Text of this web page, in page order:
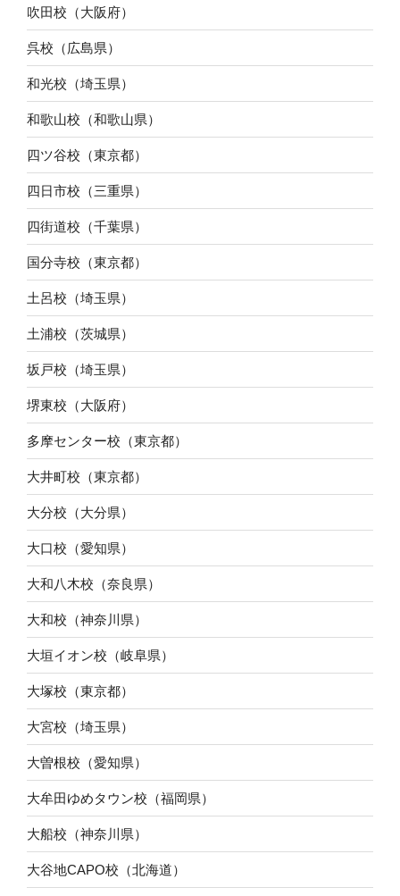
吹田校（大阪府）
呉校（広島県）
和光校（埼玉県）
和歌山校（和歌山県）
四ツ谷校（東京都）
四日市校（三重県）
四街道校（千葉県）
国分寺校（東京都）
土呂校（埼玉県）
土浦校（茨城県）
坂戸校（埼玉県）
堺東校（大阪府）
多摩センター校（東京都）
大井町校（東京都）
大分校（大分県）
大口校（愛知県）
大和八木校（奈良県）
大和校（神奈川県）
大垣イオン校（岐阜県）
大塚校（東京都）
大宮校（埼玉県）
大曽根校（愛知県）
大牟田ゆめタウン校（福岡県）
大船校（神奈川県）
大谷地CAPO校（北海道）